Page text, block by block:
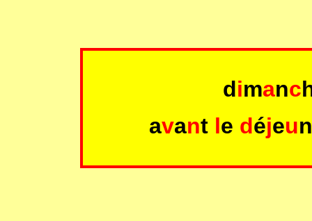
dimanc
avant le déjeun